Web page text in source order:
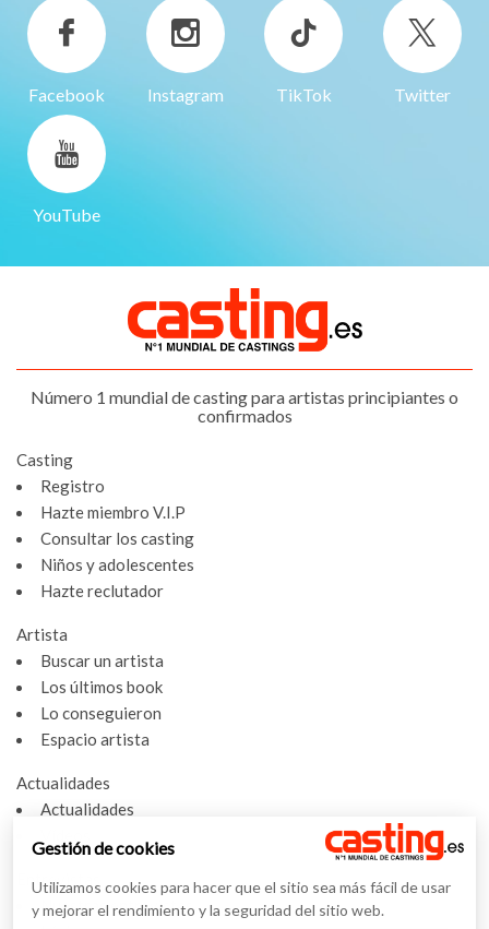
Facebook Instagram TikTok Twitter
YouTube
Número 1 mundial de casting para artistas principiantes o
confirmados
Casting
Registro
Hazte miembro V.I.P
Consultar los casting
Niños y adolescentes
Hazte reclutador
Artista
Buscar un artista
Los últimos book
Lo conseguieron
Espacio artista
Actualidades
Actualidades
Entrevistas
Nuestras entrevistas
Gestión de cookies
Utilizamos cookies para hacer que el sitio sea más fácil de usar
y mejorar el rendimiento y la seguridad del sitio web.